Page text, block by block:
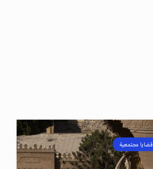
قضايا مجتمعية